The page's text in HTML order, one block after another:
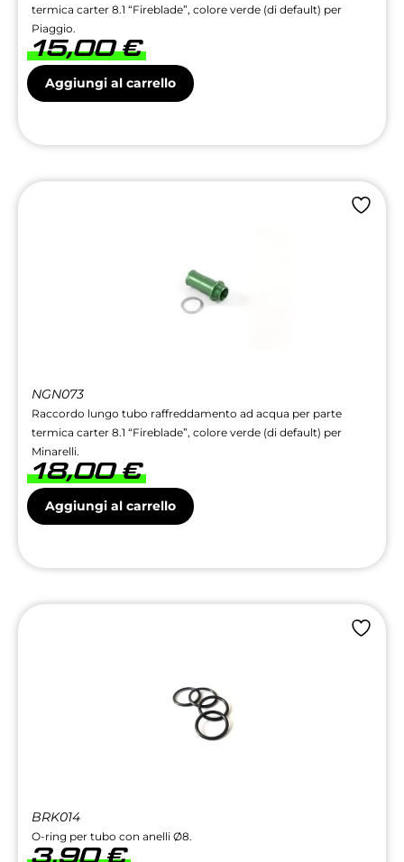
termica carter 8.1 “Fireblade”, colore verde (di default) per
Piaggio.
15,00€
Aggiungi al carrello
NGN073
Raccordo lungo tubo raffreddamento ad acqua per parte
termica carter 8.1 “Fireblade”, colore verde (di default) per
Minarelli.
18,00€
Aggiungi al carrello
BRK014
O-ring per tubo con anelli Ø8.
3,90€